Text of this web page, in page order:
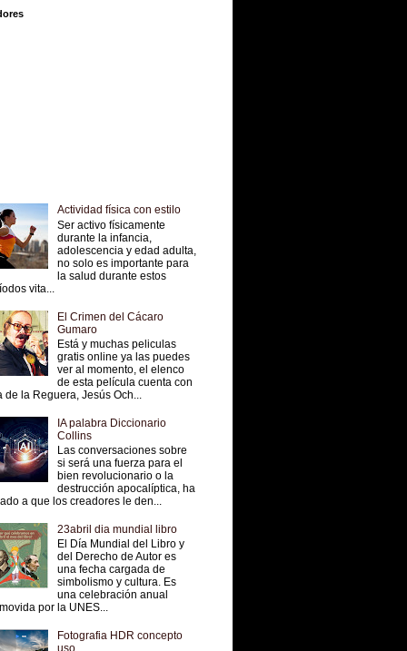
Actividad física con estilo
Ser activo físicamente
durante la infancia,
adolescencia y edad adulta,
no solo es importante para
la salud durante estos
vita...
El Crimen del Cácaro
Gumaro
Está y muchas peliculas
gratis online ya las puedes
ver al momento, el elenco
de esta película cuenta con
de la Reguera, Jesús Och...
IA palabra Diccionario
Collins
Las conversaciones sobre
si será una fuerza para el
bien revolucionario o la
destrucción apocalíptica, ha
a que los creadores le den...
23abril dia mundial libro
El Día Mundial del Libro y
del Derecho de Autor es
una fecha cargada de
simbolismo y cultura. Es
una celebración anual
por la UNES...
Fotografia HDR concepto
uso